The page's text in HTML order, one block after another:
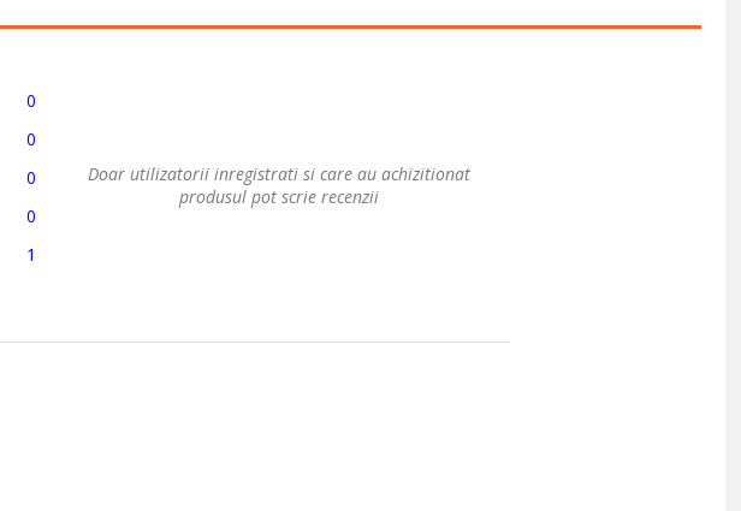
0
0
0
0
1
Doar utilizatorii inregistrati si care au achizitionat
produsul pot scrie recenzii